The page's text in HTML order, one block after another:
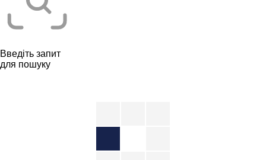
Введіть запит
для пошуку